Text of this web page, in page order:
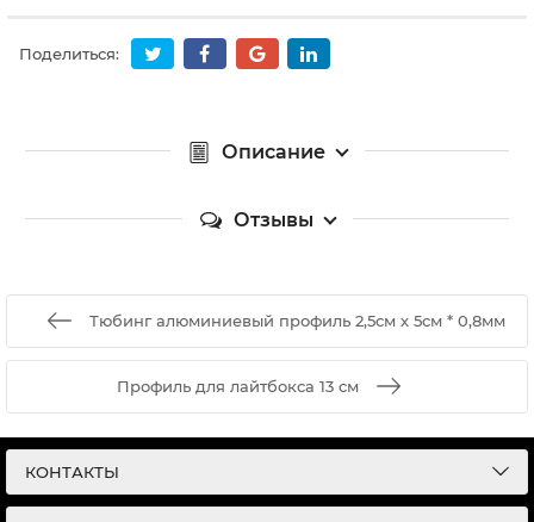
Поделиться:
Описание
Отзывы
Тюбинг алюминиевый профиль 2,5см х 5см * 0,8мм
Профиль для лайтбокса 13 см
КОНТАКТЫ